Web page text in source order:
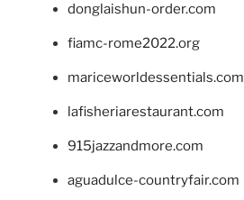
donglaishun-order.com
fiamc-rome2022.org
mariceworldessentials.com
lafisheriarestaurant.com
915jazzandmore.com
aguadulce-countryfair.com